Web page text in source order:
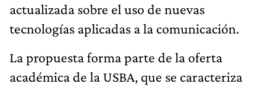
actualizada sobre el uso de nuevas
tecnologías aplicadas a la comunicación.
La propuesta forma parte de la oferta
académica de la USBA, que se caracteriza